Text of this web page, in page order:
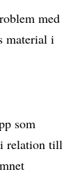
med
material i
som
i relation till